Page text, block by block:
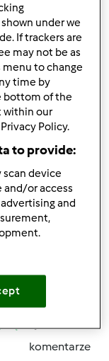
2 | Ostatni wpis
komentarze
under we
If trackers are
may not be as
menu to change
time by
bottom of the
within our
Policy.
to provide:
scan device
or access
and